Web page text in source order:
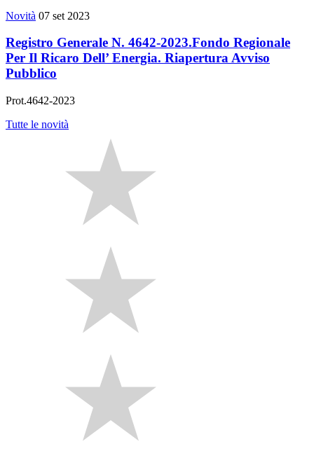
Novità 07 set 2023
Registro Generale N. 4642-2023.Fondo Regionale
Per Il Ricaro Dell’ Energia. Riapertura Avviso
Pubblico
Prot.4642-2023
Tutte le novità